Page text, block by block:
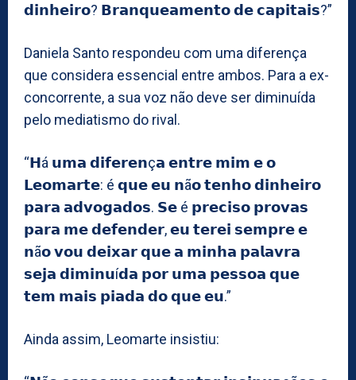
𝗱𝗶𝗻𝗵𝗲𝗶𝗿𝗼? 𝗕𝗿𝗮𝗻𝗾𝘂𝗲𝗮𝗺𝗲𝗻𝘁𝗼 𝗱𝗲 𝗰𝗮𝗽𝗶𝘁𝗮𝗶𝘀?”
Daniela Santo respondeu com uma diferença
que considera essencial entre ambos. Para a ex-
concorrente, a sua voz não deve ser diminuída
pelo mediatismo do rival.
“𝗛á 𝘂𝗺𝗮 𝗱𝗶𝗳𝗲𝗿𝗲𝗻ç𝗮 𝗲𝗻𝘁𝗿𝗲 𝗺𝗶𝗺 𝗲 𝗼
𝗟𝗲𝗼𝗺𝗮𝗿𝘁𝗲: é 𝗾𝘂𝗲 𝗲𝘂 𝗻ã𝗼 𝘁𝗲𝗻𝗵𝗼 𝗱𝗶𝗻𝗵𝗲𝗶𝗿𝗼
𝗽𝗮𝗿𝗮 𝗮𝗱𝘃𝗼𝗴𝗮𝗱𝗼𝘀. 𝗦𝗲 é 𝗽𝗿𝗲𝗰𝗶𝘀𝗼 𝗽𝗿𝗼𝘃𝗮𝘀
𝗽𝗮𝗿𝗮 𝗺𝗲 𝗱𝗲𝗳𝗲𝗻𝗱𝗲𝗿, 𝗲𝘂 𝘁𝗲𝗿𝗲𝗶 𝘀𝗲𝗺𝗽𝗿𝗲 𝗲
𝗻ã𝗼 𝘃𝗼𝘂 𝗱𝗲𝗶𝘅𝗮𝗿 𝗾𝘂𝗲 𝗮 𝗺𝗶𝗻𝗵𝗮 𝗽𝗮𝗹𝗮𝘃𝗿𝗮
𝘀𝗲𝗷𝗮 𝗱𝗶𝗺𝗶𝗻𝘂í𝗱𝗮 𝗽𝗼𝗿 𝘂𝗺𝗮 𝗽𝗲𝘀𝘀𝗼𝗮 𝗾𝘂𝗲
𝘁𝗲𝗺 𝗺𝗮𝗶𝘀 𝗽𝗶𝗮𝗱𝗮 𝗱𝗼 𝗾𝘂𝗲 𝗲𝘂.”
Ainda assim, Leomarte insistiu: